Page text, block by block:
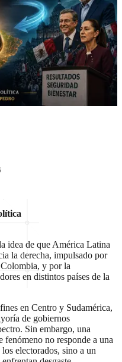
el
de la
por el
idea de que América Latina
la derecha, impulsado por
y por la
en distintos países de la
en Centro y Sudamérica,
de gobiernos
Sin embargo, una
fenómeno no responde a una
electorados, sino a un